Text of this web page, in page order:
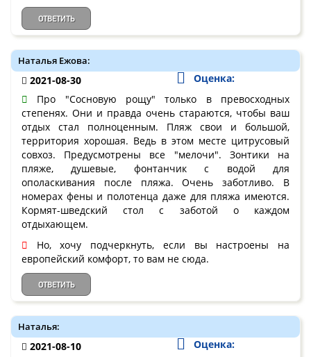
ОТВЕТИТЬ
Наталья Ежова:
2021-08-30
Оценка:
Про "Сосновую рощу" только в превосходных
степенях. Они и правда очень стараются, чтобы ваш
отдых стал полноценным. Пляж свои и большой,
территория хорошая. Ведь в этом месте цитрусовый
совхоз. Предусмотрены все "мелочи". Зонтики на
пляже, душевые, фонтанчик с водой для
ополаскивания после пляжа. Очень заботливо. В
номерах фены и полотенца даже для пляжа имеются.
Кормят-шведский стол с заботой о каждом
отдыхающем.
Но, хочу подчеркнуть, если вы настроены на
европейский комфорт, то вам не сюда.
ОТВЕТИТЬ
Наталья:
2021-08-10
Оценка: